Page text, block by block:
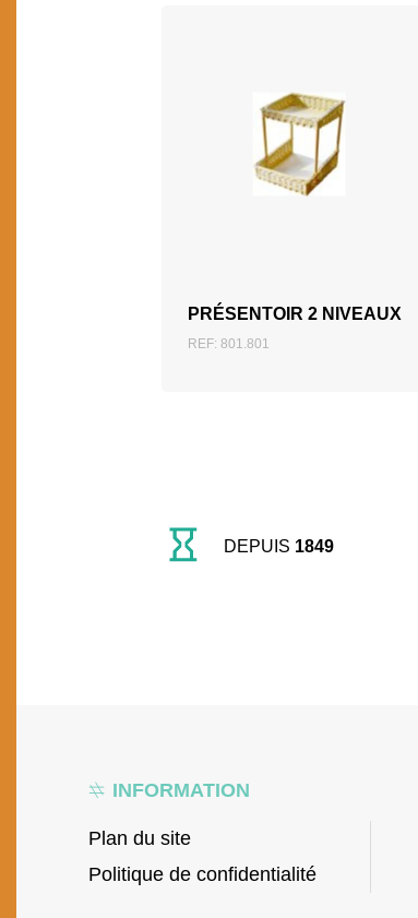
PRÉSENTOIR 2 NIVEAUX
REF: 801.801
DEPUIS 1849
INFORMATION
Plan du site
Politique de confidentialité